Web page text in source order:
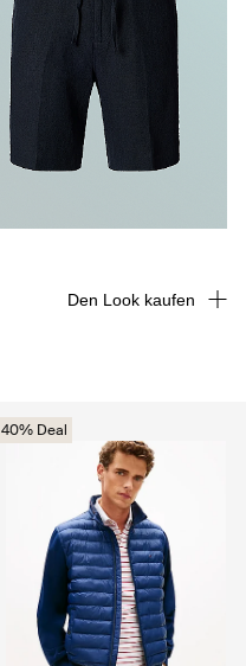
40% Deal
Den Look kaufen